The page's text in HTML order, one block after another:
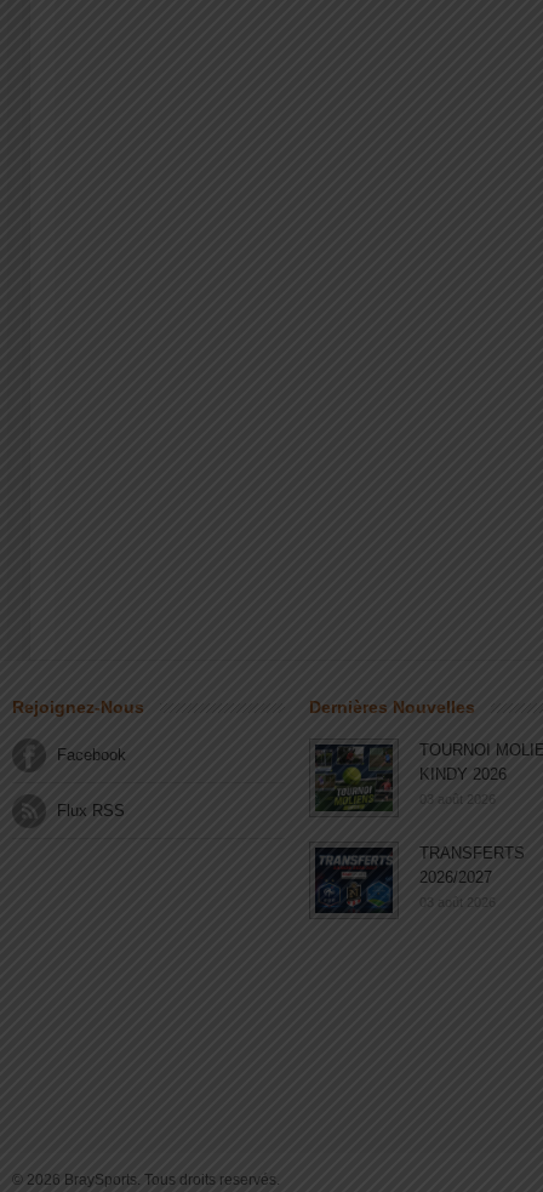
Rejoignez-Nous
Facebook
Flux RSS
Dernières Nouvelles
TOURNOI
KINDY 2026
03 août 2026
TRANSFERTS
2026/2027
03 août 2026
© 2026 BraySports. Tous droits reservés.